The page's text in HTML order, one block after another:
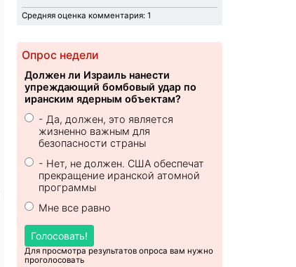
Средняя оценка комментария: 1
Опрос недели
Должен ли Израиль нанести
упреждающий бомбовый удар по
иранским ядерным объектам?
- Да, должен, это является
жизненно важным для
безопасности страны
- Нет, не должен. США обеспечат
прекращение иранской атомной
программы
Мне все равно
Голосовать!
Для просмотра результатов опроса вам нужно
проголосовать